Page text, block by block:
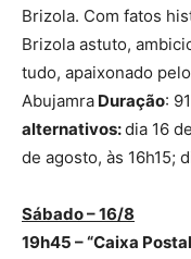
Brizola. Com fatos
Brizola astuto,
tudo, apaixonado
Abujamra Duração:
alternativos:dia 16
de agosto, às 16h15;
Sábado – 16/8
19h45 – “Caixa